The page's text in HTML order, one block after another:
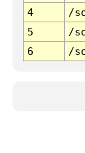
4
/
5
/
6
/